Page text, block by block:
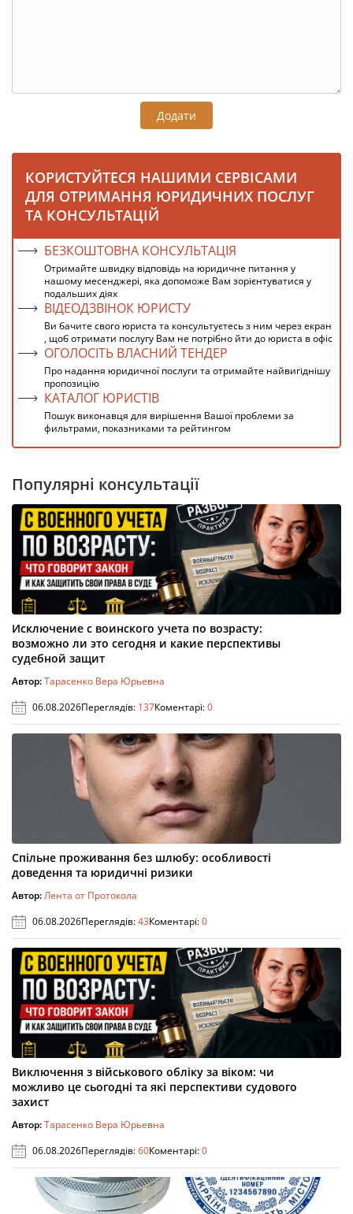
Додати
КОРИСТУЙТЕСЯ НАШИМИ СЕРВІСАМИ
ДЛЯ ОТРИМАННЯ ЮРИДИЧНИХ ПОСЛУГ
ТА КОНСУЛЬТАЦІЙ
БЕЗКОШТОВНА КОНСУЛЬТАЦІЯ
Отримайте швидку відповідь на юридичне питання у
нашому месенджері, яка допоможе Вам зорієнтуватися у
подальших діях
ВІДЕОДЗВІНОК ЮРИСТУ
Ви бачите свого юриста та консультуєтесь з ним через екран
, щоб отримати послугу Вам не потрібно йти до юриста в офіс
ОГОЛОСІТЬ ВЛАСНИЙ ТЕНДЕР
Про надання юридичної послуги та отримайте найвигіднішу
пропозицію
КАТАЛОГ ЮРИСТІВ
Пошук виконавця для вирішення Вашої проблеми за
фильтрами, показниками та рейтингом
Популярні консультації
Исключение с воинского учета по возрасту:
возможно ли это сегодня и какие перспективы
судебной защит
Автор:Тарасенко Вера Юрьевна
06.08.2026Переглядів: 137Коментарі:0
Спільне проживання без шлюбу: особливості
доведення та юридичні ризики
Автор:Лента от Протокола
06.08.2026Переглядів:43Коментарі:0
Виключення з військового обліку за віком: чи
можливо це сьогодні та які перспективи судового
захист
Автор:Тарасенко Вера Юрьевна
06.08.2026Переглядів:60Коментарі:0